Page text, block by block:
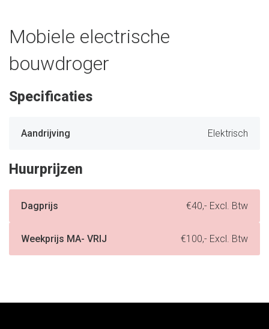
Mobiele electrische
bouwdroger
Specificaties
Aandrijving Elektrisch
Huurprijzen
Dagprijs €40,- Excl. Btw
Weekprijs MA- VRIJ €100,- Excl. Btw